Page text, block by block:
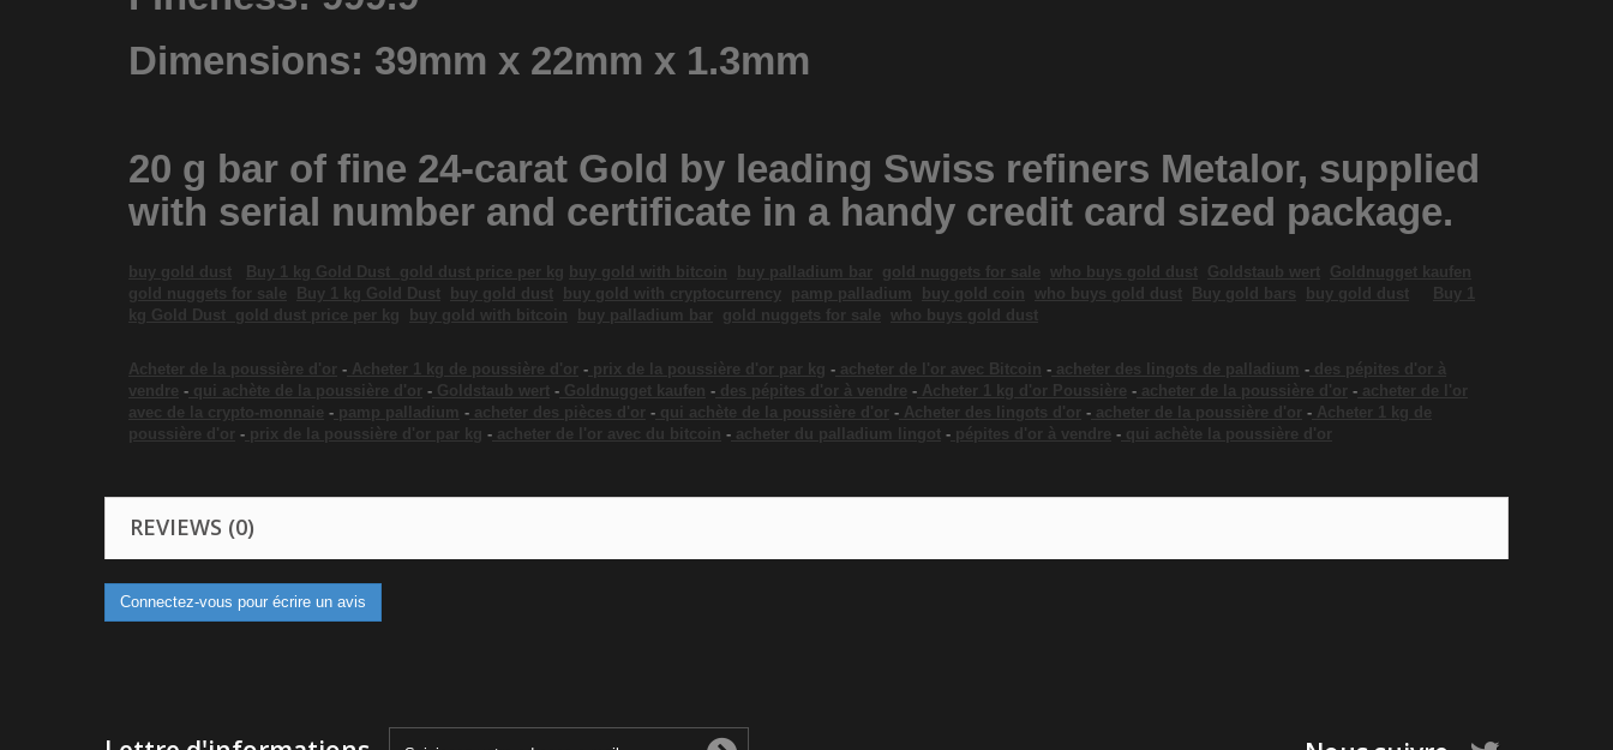
Dimensions: 39mm x 22mm x 1.3mm
20 g bar of fine 24-carat Gold by leading Swiss refiners Metalor, supplied
with serial number and certificate in a handy credit card sized package.
buy gold dust Buy 1 kg Gold Dust gold dust price per kg buy gold with bitcoin buy palladium bar gold nuggets for sale who buys gold dust Goldstaub wert Goldnugget kaufen
gold nuggets for sale
Buy 1 kg Gold Dust buy gold dust buy gold with cryptocurrency pamp palladium buy gold coin who buys gold dust Buy gold bars buy gold dust
Buy 1
kg Gold Dust gold dust price per kg buy gold with bitcoin buy palladium bar gold nuggets for sale who buys gold dust
Acheter de la poussière d'or - Acheter 1 kg de poussière d'or - prix de la poussière d'or par kg - acheter de l'or avec Bitcoin - acheter des lingots de palladium - des pépites d'or à
vendre - qui achète de la poussière d'or - Goldstaub wert - Goldnugget kaufen - des pépites d'or à vendre - Acheter 1 kg d'or Poussière - acheter de la poussière d'or - acheter de l'or
avec de la crypto-monnaie - pamp palladium - acheter des pièces d'or - qui achète de la poussière d'or - Acheter des lingots d'or - acheter de la poussière d'or - Acheter 1 kg de
poussière d'or - prix de la poussière d'or par kg - acheter de l'or avec du bitcoin - acheter du palladium lingot - pépites d'or à vendre - qui achète la poussière d'or
REVIEWS (0)
Connectez-vous pour écrire un avis